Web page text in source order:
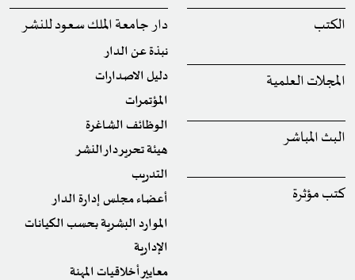
الكتب
المجلات العلمية
البث المباشر
كتب مؤثرة
دار جامعة الملك سعود للنشر
نبذة عن الدار
دليل الاصدارات
المؤتمرات
الوظائف الشاغرة
هيئة تحرير دار النشر
التدريب
أعضاء مجلس إدارة الدار
الموارد البشرية بحسب الكيانات
الإدارية
معايير أخلاقيات المهنة